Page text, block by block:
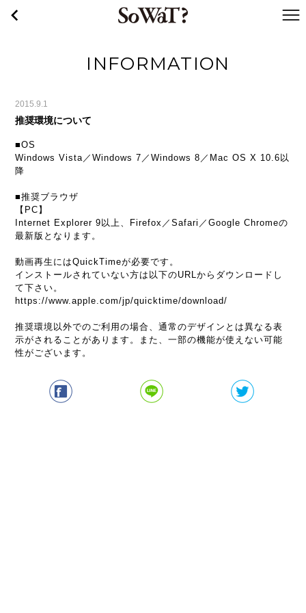
INFORMATION
2015.9.1
推奨環境について
■OS
Windows Vista／Windows 7／Windows 8／Mac OS X 10.6以
降
■推奨ブラウザ
【PC】
Internet Explorer 9以上、Firefox／Safari／Google Chromeの
最新版となります。
動画再生にはQuickTimeが必要です。
インストールされていない方は以下のURLからダウンロードし
て下さい。
https://www.apple.com/jp/quicktime/download/
推奨環境以外でのご利用の場合、通常のデザインとは異なる表
示がされることがあります。また、一部の機能が使えない可能
性がございます。